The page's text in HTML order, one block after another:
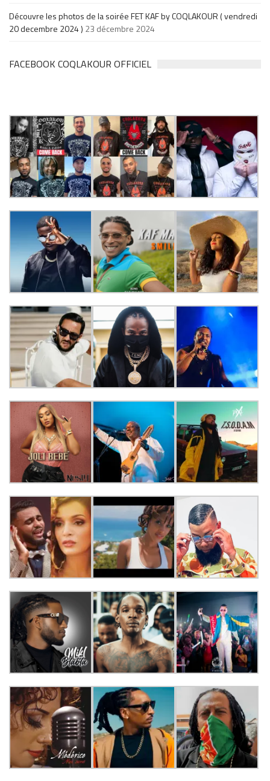
Découvre les photos de la soirée FET KAF by COQLAKOUR ( vendredi
20 decembre 2024 ) 23 décembre 2024
FACEBOOK COQLAKOUR OFFICIEL